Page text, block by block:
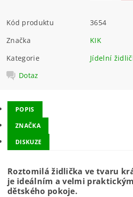
Kód produktu
3654
Značka
KIK
Kategorie
Jídelní
Dotaz
POPIS
ZNAČKA
DISKUZE
Roztomilá židlička ve tvaru
je ideálním a velmi
dětského pokoje.